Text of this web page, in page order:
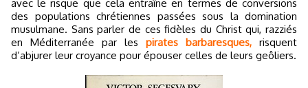
avec le risque que cela entraîne en termes de conversions
des populations chrétiennes passées sous la domination
musulmane. Sans parler de ces fidèles du Christ qui, razziés
en Méditerranée par les pirates barbaresques, risquent
d’abjurer leur croyance pour épouser celles de leurs geôliers.